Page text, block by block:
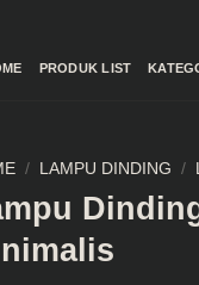
PRODUK LIST
/ LAMPU DINDING /